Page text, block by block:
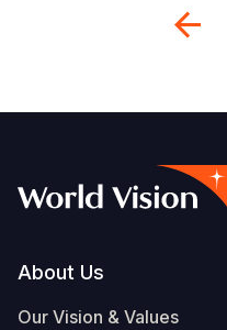
Footer
About Us
Our Vision & Values